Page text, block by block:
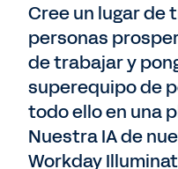
Cree un lugar de
personas
de trabajar y
superequipo de
todo ello en una
Nuestra IA de
Workday